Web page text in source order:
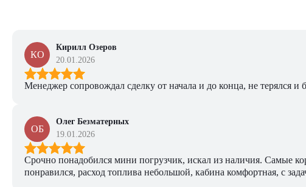
КО
Кирилл Озеров
20.01.2026
Менеджер сопровождал сделку от начала и до конца, не терялся
ОБ
Олег Безматерных
19.01.2026
Срочно понадобился мини погрузчик, искал из наличия. Самые
понравился, расход топлива небольшой, кабина комфортная, с